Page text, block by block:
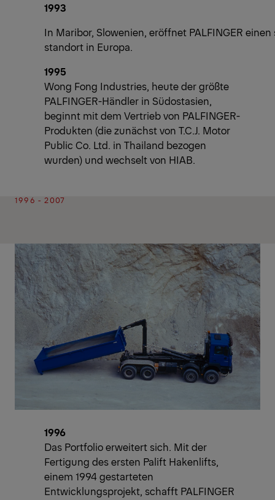
1993
In Maribor, Slowenien, eröffnet PALFINGER
standort in Europa.
1995
Wong Fong Industries, heute der größte
PALFINGER-Händler in Südostasien,
beginnt mit dem Vertrieb von PALFINGER-
Produkten (die zunächst von T.C.J. Motor
Public Co. Ltd. in Thailand bezogen
wurden) und wechselt von HIAB.
1996 - 2007
1996
Das Portfolio erweitert sich. Mit der
Fertigung des ersten Palift Hakenlifts,
einem 1994 gestarteten
Entwicklungsprojekt, schafft PALFINGER